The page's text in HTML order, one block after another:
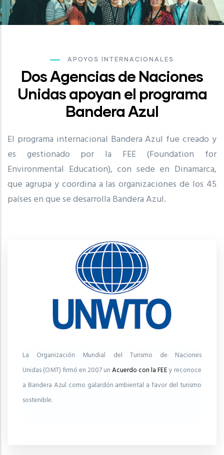
APOYOS INTERNACIONALES
Dos Agencias de Naciones
Unidas apoyan el programa
Bandera Azul
El programa internacional Bandera Azul fue creado y
es gestionado por la FEE (Foundation for
Environmental Education), con sede en Dinamarca,
que agrupa y coordina a las organizaciones de los 45
países en que se desarrolla Bandera Azul.
La Organización Mundial del Turismo de Naciones
Unidas (OMT) firmó en 2007 unAcuerdo con la FEEy reconoce
a Bandera Azul como galardón ambiental a favor del turismo
sostenible.